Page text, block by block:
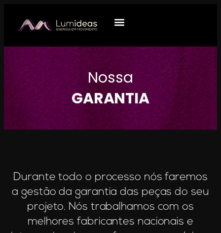
Nossa
GARANTIA
Durante todo o processo nós faremos
a gestão da garantia das peças do seu
projeto. Nós trabalhamos com os
melhores fabricantes nacionais e